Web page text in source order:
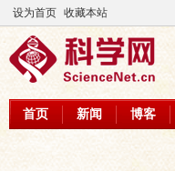
设为首页 收藏本站
首页 新闻 博客